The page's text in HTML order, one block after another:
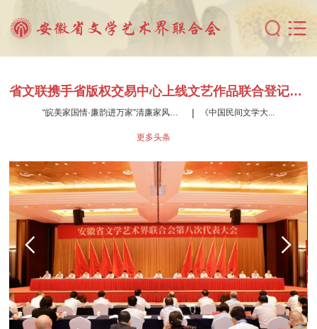
省文联携手省版权交易中心上线文艺作品联合登记平台
“皖美家国情·廉韵进万家”清廉家风书画作品展开展 | 《中国民间文学大...
更多头条